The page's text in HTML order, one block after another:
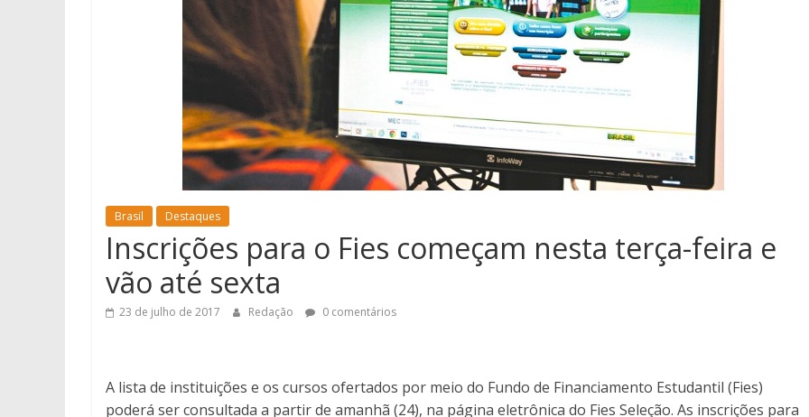
Brasil Destaques
Inscrições para o Fies começam nesta terça-feira e
vão até sexta
23 de julho de 2017 Redação 0 comentários
A lista de instituições e os cursos ofertados por meio do Fundo de Financiamento Estudantil (Fies)
poderá ser consultada a partir de amanhã (24), na página eletrônica do Fies Seleção. As inscrições para